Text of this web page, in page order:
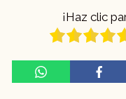
¡Haz clic